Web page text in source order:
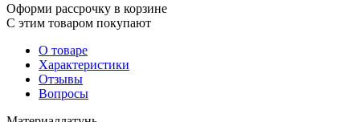
Оформи рассрочку в корзине
С этим товаром покупают
О товаре
Характеристики
Отзывы
Вопросы